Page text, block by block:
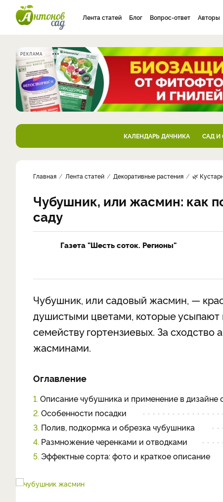
Лента статей Блог Вопрос-ответ Авторы
РЕКЛАМА
КАЛЕНДАРЬ ДАЧНИКА САД И
Главная Лента статей Декоративные растения 🌿
Чубушник, или жасмин: как
саду
Газета "Шесть соток. Регионы"
Чубушник, или садовый жасмин, —
душистыми цветами, которые
семейству гортензиевых. За
жасминами.
Оглавление
1. Описание чубушника и применение в дизайне
2. Особенности посадки
3. Полив, подкормка и обрезка чубушника
4. Размножение черенками и отводками
5. Эффектные сорта: фото и краткое описание